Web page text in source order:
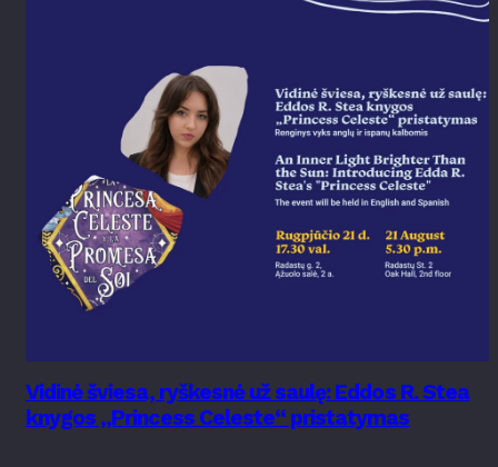
Vidinė šviesa, ryškesnė už saulę: Eddos R. Stea
knygos „Princess Celeste“ pristatymas